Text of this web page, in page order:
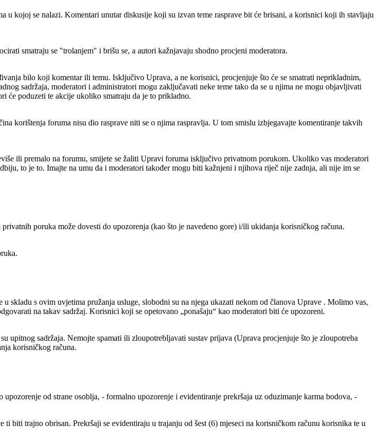
u kojoj se nalazi. Komentari unutar diskusije koji su izvan teme rasprave bit će brisani, a korisnici koji ih stavljaju
smatraju se "trolanjem" i brišu se, a autori kažnjavaju shodno procjeni moderatora.
bilo koji komentar ili temu. Isključivo Uprava, a ne korisnici, procjenjuje što će se smatrati neprikladnim,
sadržaja, moderatori i administratori mogu zaključavati neke teme tako da se u njima ne mogu objavljivati
će poduzeti te akcije ukoliko smatraju da je to prikladno.
korištenja foruma nisu dio rasprave niti se o njima raspravlja. U tom smislu izbjegavajte komentiranje takvih
ili premalo na forumu, smijete se žaliti Upravi foruma isključivo privatnom porukom. Ukoliko vas moderatori
to je to. Imajte na umu da i moderatori također mogu biti kažnjeni i njihova riječ nije zadnja, ali nije im se
poruka može dovesti do upozorenja (kao što je navedeno gore) i/ili ukidanja korisničkog računa.
skladu s ovim uvjetima pružanja usluge, slobodni su na njega ukazati nekom od članova Uprave . Molimo vas,
na takav sadržaj. Korisnici koji se opetovano „ponašaju“ kao moderatori biti će upozoreni.
sadržaja. Nemojte spamati ili zloupotrebljavati sustav prijava (Uprava procjenjuje što je zloupotreba
korisničkog računa.
od strane osoblja, - formalno upozorenje i evidentiranje prekršaja uz oduzimanje karma bodova, -
biti trajno obrisan. Prekršaji se evidentiraju u trajanju od šest (6) mjeseci na korisničkom računu korisnika te u